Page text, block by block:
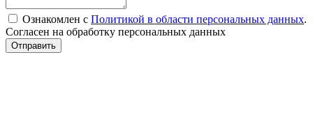
Ознакомлен с Политикой в области персональных данных.
Согласен на обработку персональных данных
Отправить